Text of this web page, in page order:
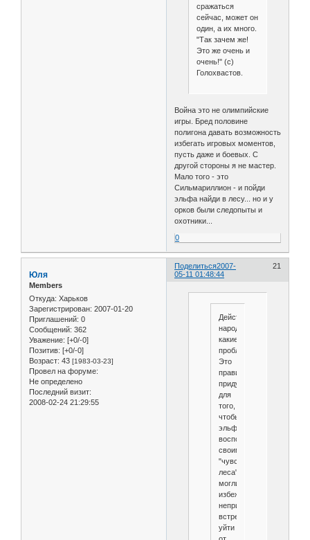
сражаться
сейчас, может он
один, а их много.
"Так зачем же!
Это же очень и
очень!" (с)
Голохвастов.
Война это не олимпийские
игры. Бред половине
полигона давать возможность
избегать игровых моментов,
пусть даже и боевых. С
другой стороны я не мастер.
Мало того - это
Сильмариллион - и пойди
эльфа найди в лесу... но и у
орков были следопыты и
охотники...
0
Поделиться 21
2007-
05-11 01:48:44
Юля
Members
Откуда: Харьков
Зарегистрирован: 2007-01-20
Приглашений: 0
Сообщений: 362
Уважение: [+0/-0]
Позитив: [+0/-0]
Возраст: 43 [1983-03-23]
Провел на форуме:
Не определено
Последний визит:
2008-02-24 21:29:55
Действительно,
народ,
какие
проблеммы?
Это
правило
придумано
для
того,
чтобы
эльфы,
воспользовавшись
своим
"чувством
леса",
могли
избежать
неприятной
встречи,
уйти